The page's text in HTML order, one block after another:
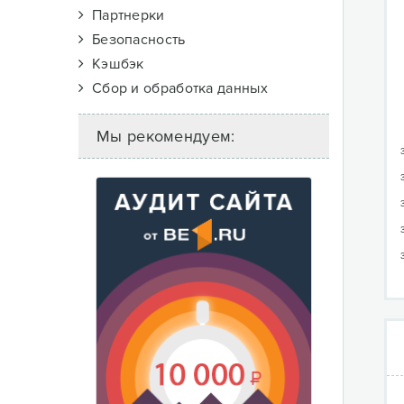
Партнерки
Безопасность
Кэшбэк
Сбор и обработка данных
Мы рекомендуем: